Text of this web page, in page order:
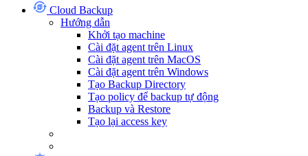
Cloud Backup
Hướng dẫn
Khởi tạo machine
Cài đặt agent trên Linux
Cài đặt agent trên MacOS
Cài đặt agent trên Windows
Tạo Backup Directory
Tạo policy để backup tự động
Backup và Restore
Tạo lại access key